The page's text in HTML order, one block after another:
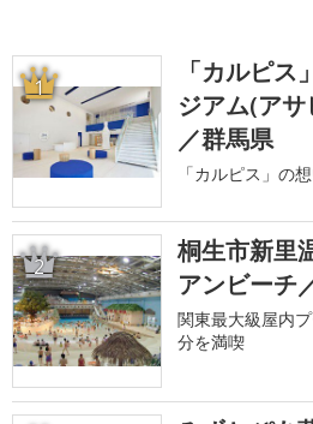
1
「カルピ
ジアム(ア
／群馬県
「カルピス」の
2
桐生市新里
アンビーチ
関東最大級屋内
分を満喫